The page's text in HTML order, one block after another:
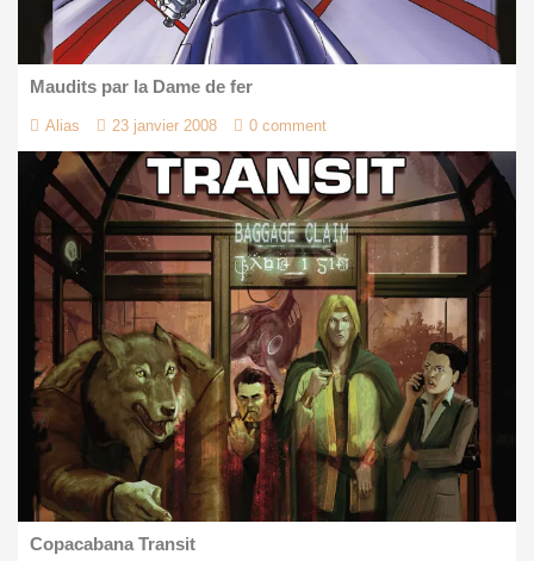
Maudits par la Dame de fer
Alias 23 janvier 2008 0 comment
Copacabana Transit